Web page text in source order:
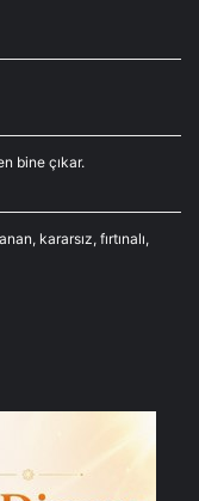
bine çıkar.
kararsız, fırtınalı,